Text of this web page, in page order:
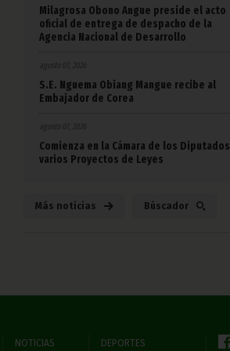
Milagrosa Obono Angue preside el acto
oficial de entrega de despacho de la
Agencia Nacional de Desarrollo
agosto 07, 2026
S.E. Nguema Obiang Mangue recibe al
Embajador de Corea
agosto 07, 2026
Comienza en la Cámara de los Diputados
varios Proyectos de Leyes
Más noticias Búscador
NOTICIAS DEPORTES